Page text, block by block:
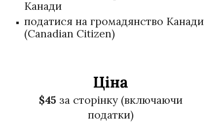
Канади
податися на громадянство Канади
(Canadian Citizen)
Ціна
$45за сторінку (включаючи
податки)